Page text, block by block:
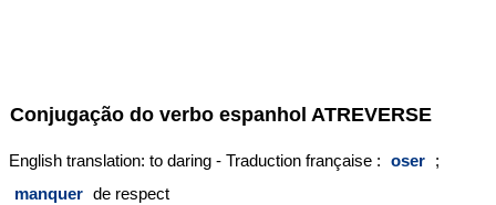
Conjugação do verbo espanhol ATREVERSE
English translation: to daring - Traduction française : oser ;
manquer de respect